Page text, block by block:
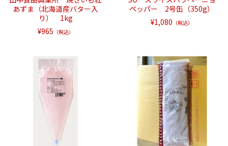
あずま（北海道産バター入
り） 1kg
¥965 （税込）
ペッパー 2号缶（350g）
¥1,080 （税込）